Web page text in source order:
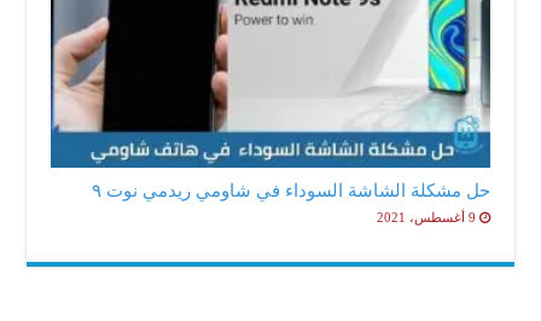
حل مشكلة الشاشة السوداء في شاومي ريدمي نوت ٩